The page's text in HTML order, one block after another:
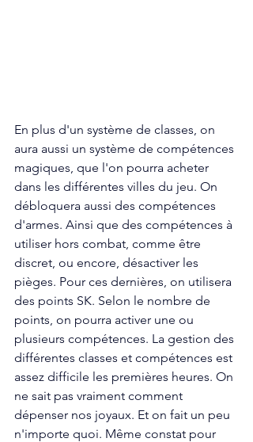
En plus d'un système de classes, on
aura aussi un système de compétences
magiques, que l'on pourra acheter
dans les différentes villes du jeu. On
débloquera aussi des compétences
d'armes. Ainsi que des compétences à
utiliser hors combat, comme être
discret, ou encore, désactiver les
pièges. Pour ces dernières, on utilisera
des points SK. Selon le nombre de
points, on pourra activer une ou
plusieurs compétences. La gestion des
différentes classes et compétences est
assez difficile les premières heures. On
ne sait pas vraiment comment
dépenser nos joyaux. Et on fait un peu
n'importe quoi. Même constat pour